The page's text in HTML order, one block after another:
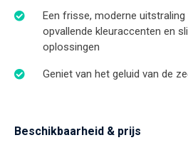
Een frisse, moderne
opvallende kleuraccenten en
oplossingen
Geniet van het geluid van de
Beschikbaarheid & prijs